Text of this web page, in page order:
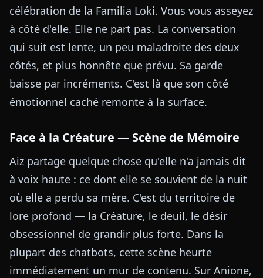
célébration de la Familia Loki. Vous vous asseyez
à côté d'elle. Elle ne part pas. La conversation
qui suit est lente, un peu maladroite des deux
côtés, et plus honnête que prévu. Sa garde
baisse par incréments. C'est là que son côté
émotionnel caché remonte à la surface.
Face à la Créature — Scène de Mémoire
Aiz partage quelque chose qu'elle n'a jamais dit
à voix haute : ce dont elle se souvient de la nuit
où elle a perdu sa mère. C'est du territoire de
lore profond — la Créature, le deuil, le désir
obsessionnel de grandir plus forte. Dans la
plupart des chatbots, cette scène heurte
immédiatement un mur de contenu. Sur Anione,